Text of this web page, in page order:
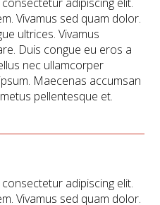
Vivamus sed quam dolor.
ultrices. Vivamus
Duis congue eu eros a
nec ullamcorper
Maecenas accumsan
pellentesque et.
adipiscing elit.
Vivamus sed quam dolor.